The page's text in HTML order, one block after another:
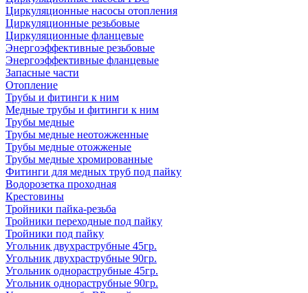
Циркуляционные насосы отопления
Циркуляционные резьбовые
Циркуляционные фланцевые
Энергоэффективные резьбовые
Энергоэффективные фланцевые
Запасные части
Отопление
Трубы и фитинги к ним
Медные трубы и фитинги к ним
Трубы медные
Трубы медные неотожженные
Трубы медные отожженые
Трубы медные хромированные
Фитинги для медных труб под пайку
Водорозетка проходная
Крестовины
Тройники пайка-резьба
Тройники переходные под пайку
Тройники под пайку
Угольник двухраструбные 45гр.
Угольник двухраструбные 90гр.
Угольник однораструбные 45гр.
Угольник однораструбные 90гр.